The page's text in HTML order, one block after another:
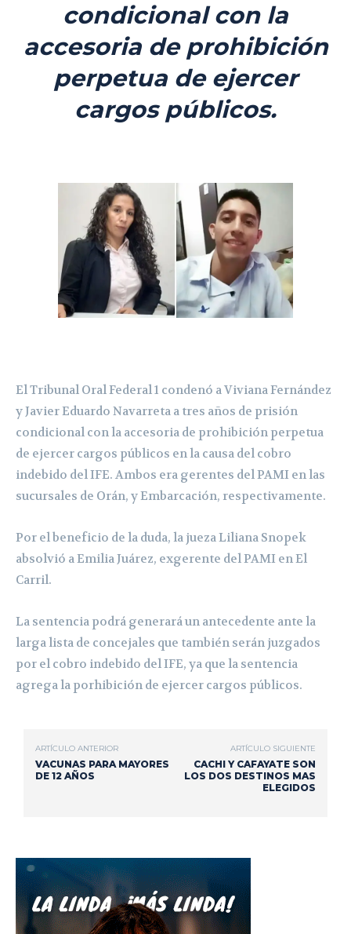
condicional con la
accesoria de prohibición
perpetua de ejercer
cargos públicos.
El Tribunal Oral Federal 1 condenó a Viviana Fernández
y Javier Eduardo Navarreta a tres años de prisión
condicional con la accesoria de prohibición perpetua
de ejercer cargos públicos en la causa del cobro
indebido del IFE. Ambos era gerentes del PAMI en las
sucursales de Orán, y Embarcación, respectivamente.
Por el beneficio de la duda, la jueza Liliana Snopek
absolvió a Emilia Juárez, exgerente del PAMI en El
Carril.
La sentencia podrá generará un antecedente ante la
larga lista de concejales que también serán juzgados
por el cobro indebido del IFE, ya que la sentencia
agrega la porhibición de ejercer cargos públicos.
ARTÍCULO ANTERIOR
VACUNAS PARA MAYORES
DE 12 AÑOS
ARTÍCULO SIGUIENTE
CACHI Y CAFAYATE SON
LOS DOS DESTINOS MAS
ELEGIDOS